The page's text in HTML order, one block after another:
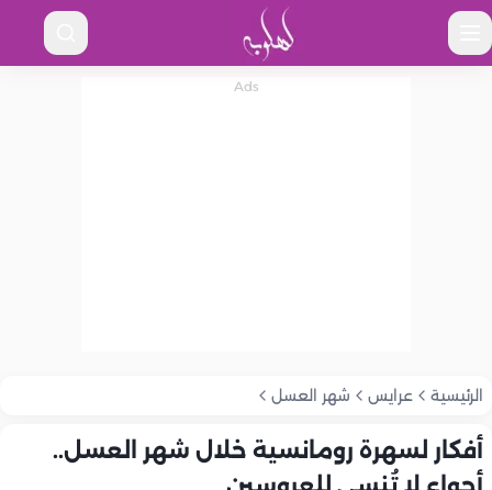
الرئيسية عرايس شهر العسل
أفكار لسهرة رومانسية خلال شهر العسل..